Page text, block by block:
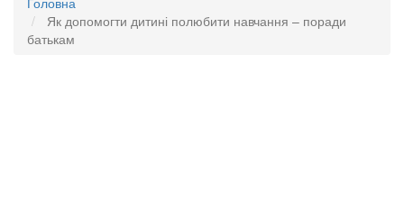
Як допомогти дитині полюбити навчання – поради
батькам